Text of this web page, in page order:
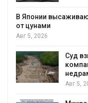
В Японии
от цунами
Авг 5, 2026
Суд
Авг 5,